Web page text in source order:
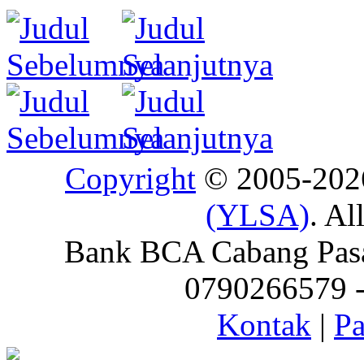
Copyright © 2005-
(YLSA).
Bank BCA Cabang
0790266579
Kontak |